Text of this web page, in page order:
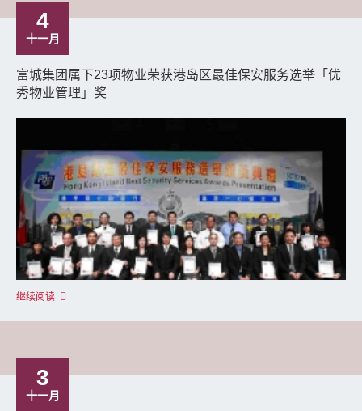
4
十一月
富城集团属下23项物业荣获港岛区最佳保安服务选举「优
秀物业管理」奖
继续阅读
3
十一月